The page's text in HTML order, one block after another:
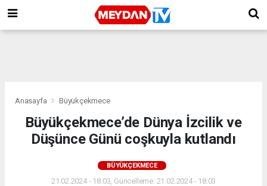
Anasayfa Büyükçekmece
Büyükçekmece’de Dünya İzcilik ve
Düşünce Günü coşkuyla kutlandı
BÜYÜKÇEKMECE
21.02.2024 - 18:03, Güncelleme: 21.02.2024 - 18:03